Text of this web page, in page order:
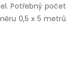
Potřebný počet
0,5 x 5 metrů